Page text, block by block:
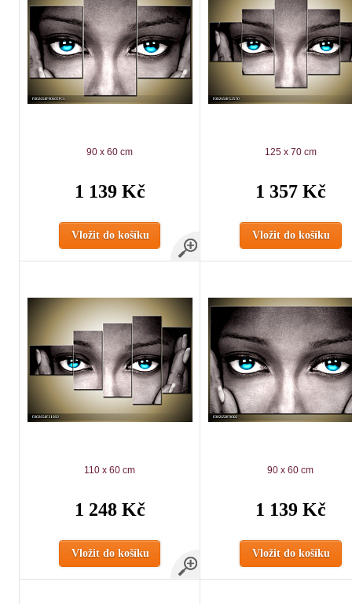
90 x 60 cm
1 139 Kč
Vložit do košíku
125 x 70 cm
1 357 Kč
Vložit do košíku
110 x 60 cm
1 248 Kč
Vložit do košíku
90 x 60 cm
1 139 Kč
Vložit do košíku